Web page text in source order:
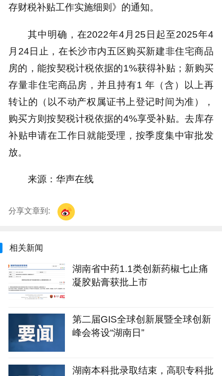
存财税补贴工作实施细则》的通知。
其中明确，在2022年4月25日起至2025年4
月24日止，在长沙市内五区购买新建非住宅商品
房的，能按契税计税依据的1%获得补贴；新购买
存量非住宅商品房，并且持有1 年（含）以上再
转让的（以不动产权属证书上登记时间为准），
购买方则按契税计税依据的4%享受补贴。去库存
补贴申请在工作日就能受理，按季度集中审批发
放。
来源：华声在线
分享文章到:
相关新闻
湖南省中药1.1类创新药椒七止痛
凝胶贴膏获批上市
第二届GIS全球创新展暨全球创新
峰会将设“湖南日”
湖南本科批录取结束，高职专科批